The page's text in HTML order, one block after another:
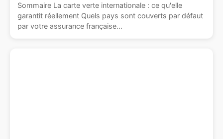
Sommaire La carte verte internationale : ce qu'elle
garantit réellement Quels pays sont couverts par défaut
par votre assurance française...